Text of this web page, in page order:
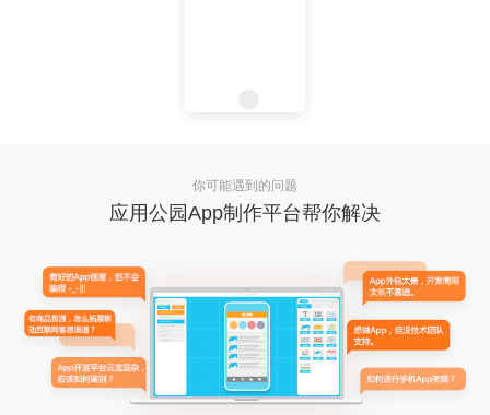
你可能遇到的问题
应用公园App制作平台帮你解决